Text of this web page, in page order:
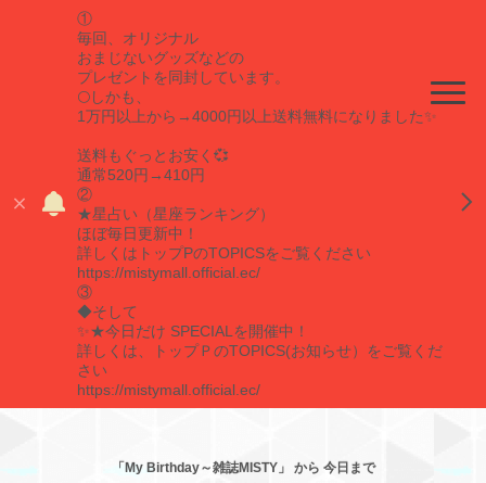
①
毎回、オリジナル
おまじないグッズなどの
プレゼントを同封しています。
🌕しかも、
1万円以上から→4000円以上送料無料になりました✨
送料もぐっとお安く💞
通常520円→410円
②
★星占い（星座ランキング）
ほぼ毎日更新中！
詳しくはトップPのTOPICSをご覧ください
https://mistymall.official.ec/
③
◆そして
✨★今日だけ SPECIALを開催中！
詳しくは、トップＰのTOPICS(お知らせ）をご覧くだ
さい
https://mistymall.official.ec/
「My Birthday～雑誌MISTY」 から 今日まで